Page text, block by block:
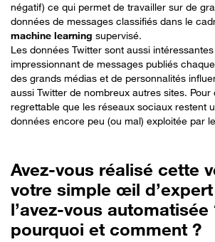
négatif) ce qui permet de travailler sur de
données de messages classifiés dans le
machine learning supervisé.
Les données Twitter sont aussi
impressionnant de messages publiés
des grands médias et de personnalités
aussi Twitter de nombreux autres sites.
regrettable que les réseaux sociaux restent
données encore peu (ou mal) exploitée par
Avez-vous réalisé cette
votre simple œil d’expert
l’avez-vous automatisée
pourquoi et comment ?